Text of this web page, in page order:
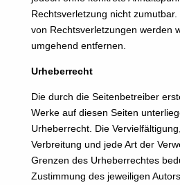
Rechtsverletzung nicht
von Rechtsverletzungen werden
umgehend entfernen.
Urheberrecht
Die durch die Seitenbetreiber
Werke auf diesen Seiten
Urheberrecht. Die
Verbreitung und jede Art der
Grenzen des Urheberrechtes
Zustimmung des jeweiligen